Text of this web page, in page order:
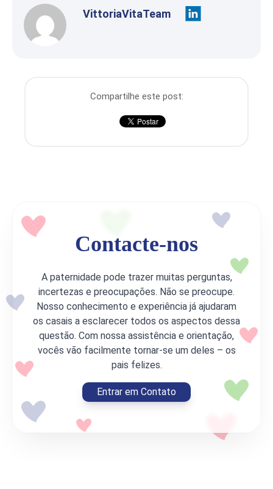
VittoriaVitaTeam
Compartilhe este post:
Contacte-nos
A paternidade pode trazer muitas perguntas,
incertezas e preocupações. Não se preocupe.
Nosso conhecimento e experiência já ajudaram
os casais a esclarecer todos os aspectos dessa
questão. Com nossa assistência e orientação,
vocês vão facilmente tornar-se um deles – os
pais felizes.
Entrar em Contato